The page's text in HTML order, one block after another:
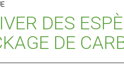
DES
DE